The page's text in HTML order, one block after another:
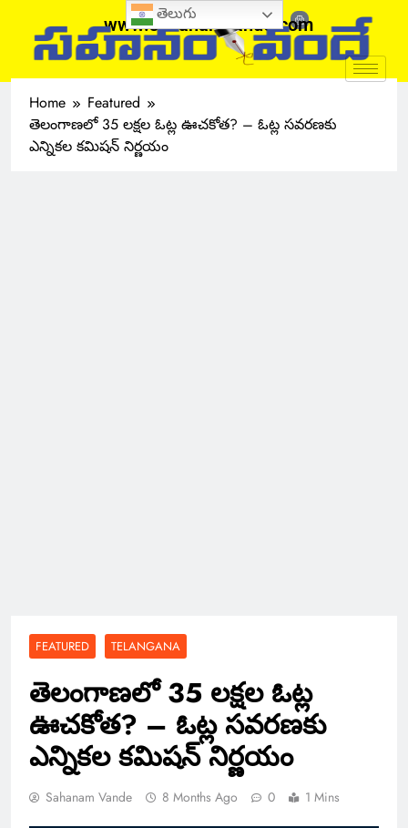
www.sahanamvande.com
Home
Featured
తెలంగాణలో 35 లక్షల ఓట్ల ఊచకోత? – ఓట్ల సవరణకు
ఎన్నికల కమిషన్ నిర్ణయం
FEATURED TELANGANA
తెలంగాణలో 35 లక్షల ఓట్ల
ఊచకోత? – ఓట్ల సవరణకు
ఎన్నికల కమిషన్ నిర్ణయం
Sahanam Vande 8 Months Ago 0 1 Mins
తెలుగు